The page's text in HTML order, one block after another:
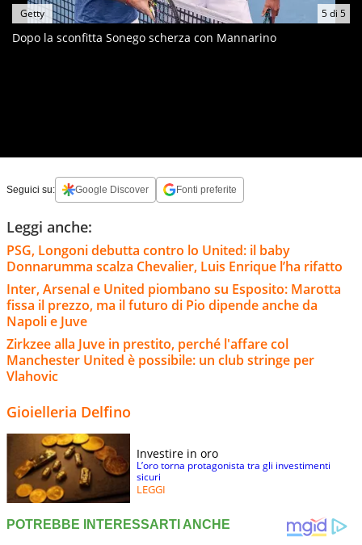
5di 5
Getty
Dopo la sconfitta Sonego scherza con Mannarino
Seguici su: Google Discover Fonti preferite
Leggi anche:
PSG, Longoni debutta contro lo United: il baby
Donnarumma scalza Chevalier, Luis Enrique l’ha rifatto
Inter, Arsenal e United piombano su Esposito: Marotta
fissa il prezzo, ma il futuro di Pio dipende anche da
Napoli e Juve
Zirkzee alla Juve in prestito, perché l'affare col
Manchester United è possibile: un club stringe per
Vlahovic
Gioielleria Delfino
Investire in oro
L’oro torna protagonista tra gli investimenti
sicuri
LEGGI